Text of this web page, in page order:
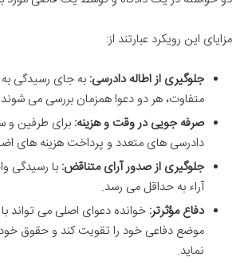
مزایای این رویکرد عبارتند از:
جلوگیری از اطاله دادرسی: به جای رسیدگی به
متفاوت، هر دو دعوا همزمان بررسی می
صرفه جویی در وقت و هزینه: برای طرفین و
دادرسی های متعدد و پرداخت هزینه های
جلوگیری از صدور آرای متناقض: با رسیدگی
آراء به حداقل می رسد.
دفاع مؤثرتر: خوانده دعوای اصلی می تواند
موضع دفاعی خود را تقویت کند و حقوق خود
نماید.